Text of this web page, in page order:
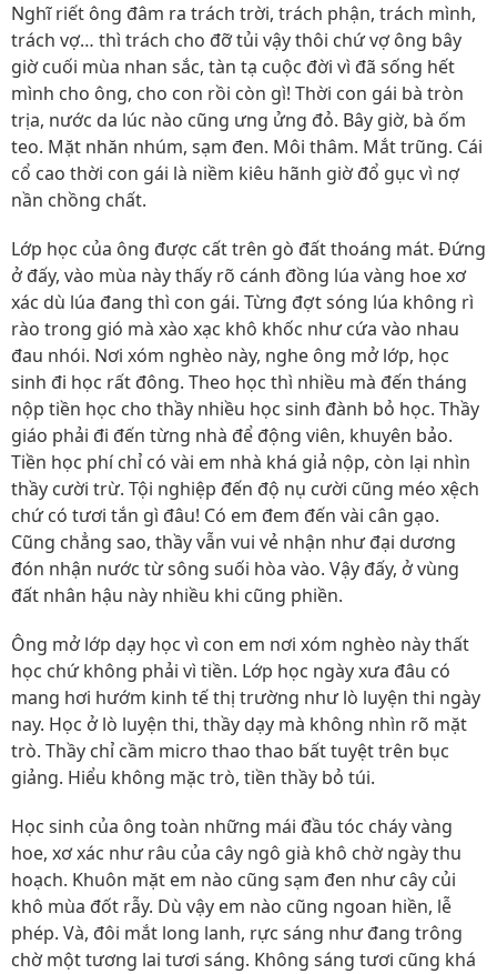
Nghĩ riết ông đâm ra trách trời, trách phận, trách mình,
trách vợ… thì trách cho đỡ tủi vậy thôi chứ vợ ông bây
giờ cuối mùa nhan sắc, tàn tạ cuộc đời vì đã sống hết
mình cho ông, cho con rồi còn gì! Thời con gái bà tròn
trịa, nước da lúc nào cũng ưng ửng đỏ. Bây giờ, bà ốm
teo. Mặt nhăn nhúm, sạm đen. Môi thâm. Mắt trũng. Cái
cổ cao thời con gái là niềm kiêu hãnh giờ đổ gục vì nợ
nần chồng chất.
Lớp học của ông được cất trên gò đất thoáng mát. Đứng
ở đấy, vào mùa này thấy rõ cánh đồng lúa vàng hoe xơ
xác dù lúa đang thì con gái. Từng đợt sóng lúa không rì
rào trong gió mà xào xạc khô khốc như cứa vào nhau
đau nhói. Nơi xóm nghèo này, nghe ông mở lớp, học
sinh đi học rất đông. Theo học thì nhiều mà đến tháng
nộp tiền học cho thầy nhiều học sinh đành bỏ học. Thầy
giáo phải đi đến từng nhà để động viên, khuyên bảo.
Tiền học phí chỉ có vài em nhà khá giả nộp, còn lại nhìn
thầy cười trừ. Tội nghiệp đến độ nụ cười cũng méo xệch
chứ có tươi tắn gì đâu! Có em đem đến vài cân gạo.
Cũng chẳng sao, thầy vẫn vui vẻ nhận như đại dương
đón nhận nước từ sông suối hòa vào. Vậy đấy, ở vùng
đất nhân hậu này nhiều khi cũng phiền.
Ông mở lớp dạy học vì con em nơi xóm nghèo này thất
học chứ không phải vì tiền. Lớp học ngày xưa đâu có
mang hơi hướm kinh tế thị trường như lò luyện thi ngày
nay. Học ở lò luyện thi, thầy dạy mà không nhìn rõ mặt
trò. Thầy chỉ cầm micro thao thao bất tuyệt trên bục
giảng. Hiểu không mặc trò, tiền thầy bỏ túi.
Học sinh của ông toàn những mái đầu tóc cháy vàng
hoe, xơ xác như râu của cây ngô già khô chờ ngày thu
hoạch. Khuôn mặt em nào cũng sạm đen như cây củi
khô mùa đốt rẫy. Dù vậy em nào cũng ngoan hiền, lễ
phép. Và, đôi mắt long lanh, rực sáng như đang trông
chờ một tương lai tươi sáng. Không sáng tươi cũng khá